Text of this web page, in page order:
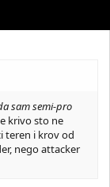
sam semi-pro
krivo sto ne
teren i krov od
nego attacker